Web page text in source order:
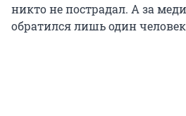
никто не пострадал. А за
обратился лишь один